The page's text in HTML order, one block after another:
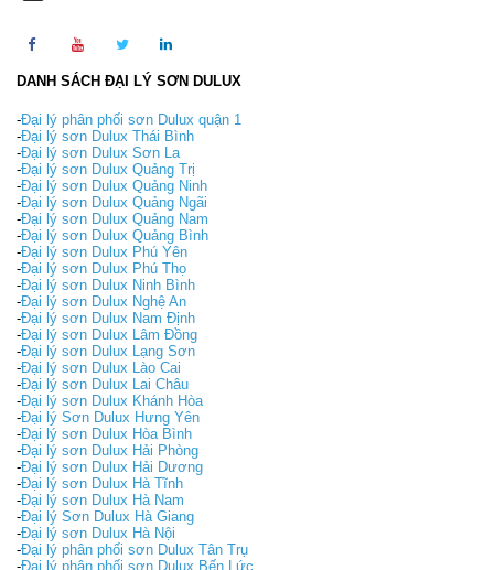
DANH SÁCH ĐẠI LÝ SƠN DULUX
-Đại lý phân phối sơn Dulux quận 1
-Đại lý sơn Dulux Thái Bình
-Đại lý sơn Dulux Sơn La
-Đại lý sơn Dulux Quảng Trị
-Đại lý sơn Dulux Quảng Ninh
-Đại lý sơn Dulux Quảng Ngãi
-Đại lý sơn Dulux Quảng Nam
-Đại lý sơn Dulux Quảng Bình
-Đại lý sơn Dulux Phú Yên
-Đại lý sơn Dulux Phú Thọ
-Đại lý sơn Dulux Ninh Bình
-Đại lý sơn Dulux Nghệ An
-Đại lý sơn Dulux Nam Định
-Đại lý sơn Dulux Lâm Đồng
-Đại lý sơn Dulux Lạng Sơn
-Đại lý sơn Dulux Lào Cai
-Đại lý sơn Dulux Lai Châu
-Đại lý sơn Dulux Khánh Hòa
-Đại lý Sơn Dulux Hưng Yên
-Đại lý sơn Dulux Hòa Bình
-Đại lý sơn Dulux Hải Phòng
-Đại lý sơn Dulux Hải Dương
-Đại lý sơn Dulux Hà Tĩnh
-Đại lý sơn Dulux Hà Nam
-Đại lý Sơn Dulux Hà Giang
-Đại lý sơn Dulux Hà Nội
-Đại lý phân phối sơn Dulux Tân Trụ
-Đại lý phân phối sơn Dulux Bến Lức